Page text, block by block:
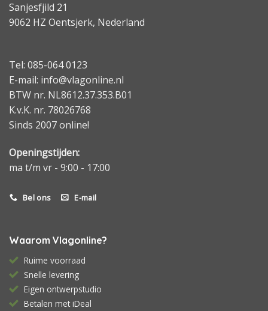
Sanjesfjild 21
9062 HZ Oentsjerk, Nederland
Tel: 085-064 0123
E-mail: info@vlagonline.nl
BTW nr. NL8612.37.353.B01
K.v.K. nr. 78026768
Sinds 2007 online!
Openingstijden:
ma t/m vr - 9:00 - 17:00
Bel ons E-mail
Waarom Vlagonline?
Ruime voorraad
Snelle levering
Eigen ontwerpstudio
Betalen met iDeal